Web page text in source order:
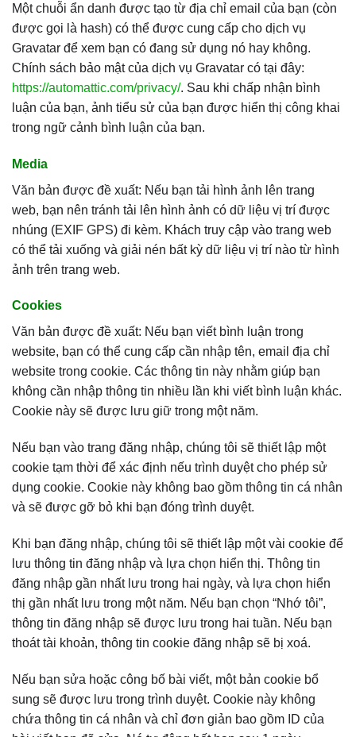
Một chuỗi ẩn danh được tạo từ địa chỉ email của bạn (còn
được gọi là hash) có thể được cung cấp cho dịch vụ
Gravatar để xem bạn có đang sử dụng nó hay không.
Chính sách bảo mật của dịch vụ Gravatar có tại đây:
https://automattic.com/privacy/. Sau khi chấp nhận bình
luận của bạn, ảnh tiểu sử của bạn được hiển thị công khai
trong ngữ cảnh bình luận của bạn.
Media
Văn bản được đề xuất: Nếu bạn tải hình ảnh lên trang
web, bạn nên tránh tải lên hình ảnh có dữ liệu vị trí được
nhúng (EXIF GPS) đi kèm. Khách truy cập vào trang web
có thể tải xuống và giải nén bất kỳ dữ liệu vị trí nào từ hình
ảnh trên trang web.
Cookies
Văn bản được đề xuất: Nếu bạn viết bình luận trong
website, bạn có thể cung cấp cần nhập tên, email địa chỉ
website trong cookie. Các thông tin này nhằm giúp bạn
không cần nhập thông tin nhiều lần khi viết bình luận khác.
Cookie này sẽ được lưu giữ trong một năm.
Nếu bạn vào trang đăng nhập, chúng tôi sẽ thiết lập một
cookie tạm thời để xác định nếu trình duyệt cho phép sử
dụng cookie. Cookie này không bao gồm thông tin cá nhân
và sẽ được gỡ bỏ khi bạn đóng trình duyệt.
Khi bạn đăng nhập, chúng tôi sẽ thiết lập một vài cookie để
lưu thông tin đăng nhập và lựa chọn hiển thị. Thông tin
đăng nhập gần nhất lưu trong hai ngày, và lựa chọn hiển
thị gần nhất lưu trong một năm. Nếu bạn chọn “Nhớ tôi”,
thông tin đăng nhập sẽ được lưu trong hai tuần. Nếu bạn
thoát tài khoản, thông tin cookie đăng nhập sẽ bị xoá.
Nếu bạn sửa hoặc công bố bài viết, một bản cookie bổ
sung sẽ được lưu trong trình duyệt. Cookie này không
chứa thông tin cá nhân và chỉ đơn giản bao gồm ID của